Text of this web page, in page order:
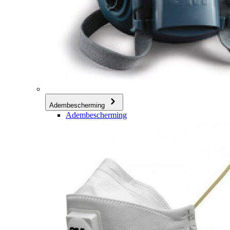
Adembescherming
Adembescherming